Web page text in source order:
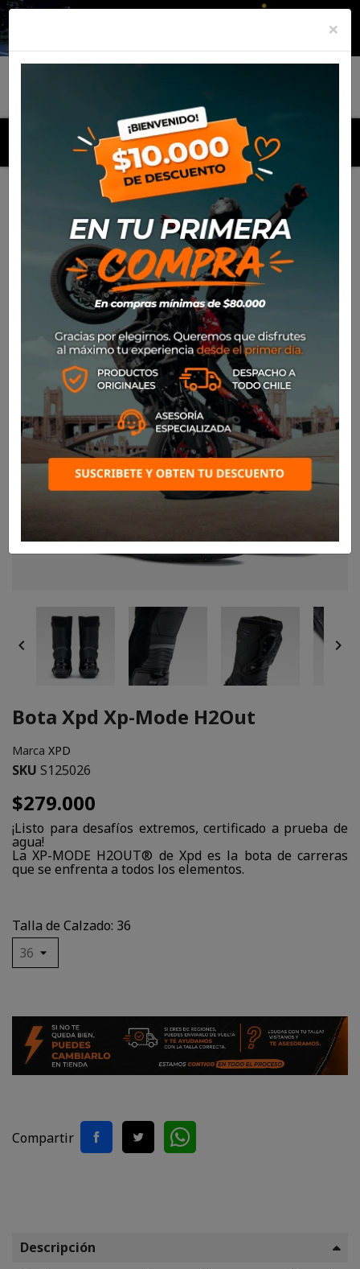
MENU
Productos Equipamiento
Bota Xpd Xp-Mode
 
Bota Xpd Xp-Mode H2Out
Marca XPD
SKU S125026
$279.000
¡Listo para desafíos extremos, certificado a prueba de
agua!
La XP-MODE H2OUT® de Xpd es la bota de carreras
que se enfrenta a todos los elementos.
Talla de Calzado: 36
Compartir
Descripción
×